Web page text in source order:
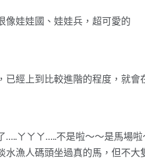
像娃娃國、娃娃兵，超可愛的
已經上到比較進階的程度，就會
…..ㄚㄚㄚ…..不是啦～～是馬場啦
水漁人碼頭坐過真的馬，但不大